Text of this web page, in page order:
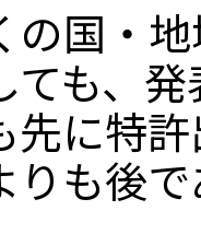
の国・
ても、
先に特
りも後